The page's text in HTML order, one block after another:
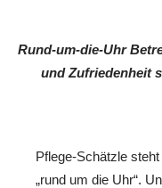
Rund-um-die-Uhr
und Zufriedenheit
Pflege-Schätzle
„rund um die Uhr“.